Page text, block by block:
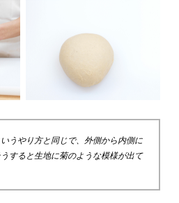
うやり方と同じで、外側から内側に
すると生地に菊のような模様が出て